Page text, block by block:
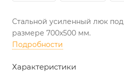
Стальной усиленный люк
размере 700х500 мм.
Подробности
Характеристики